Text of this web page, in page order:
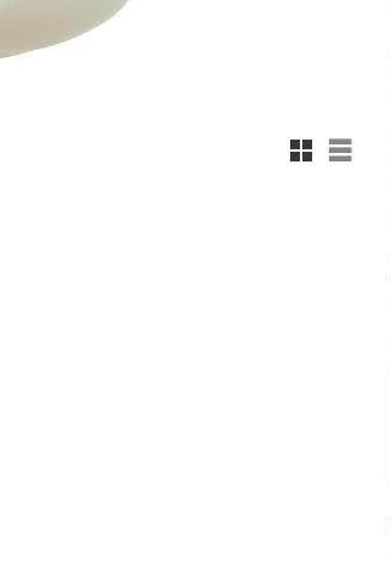
Rutnätsvy
Listvy